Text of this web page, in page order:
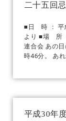
二十五回
■日 時 ： 平
より ■場 所
連合会 あの
時46分。 あ
平成30年